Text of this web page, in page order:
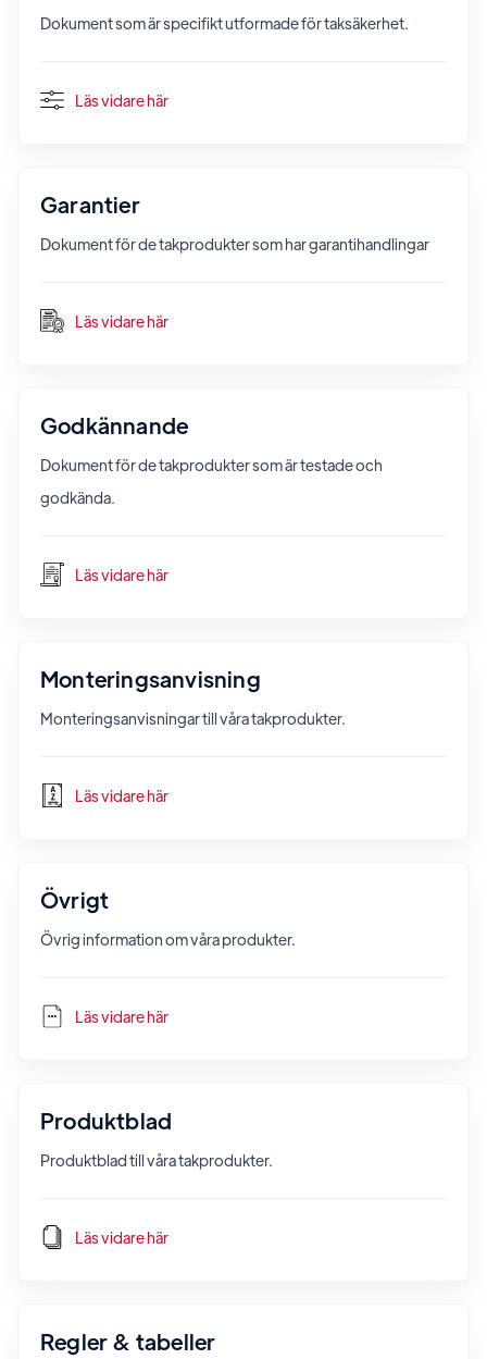
Dokument som är specifikt utformade för taksäkerhet.
Läs vidare här
Garantier
Dokument för de takprodukter som har garantihandlingar
Läs vidare här
Godkännande
Dokument för de takprodukter som är testade och
godkända.
Läs vidare här
Monteringsanvisning
Monteringsanvisningar till våra takprodukter.
Läs vidare här
Övrigt
Övrig information om våra produkter.
Läs vidare här
Produktblad
Produktblad till våra takprodukter.
Läs vidare här
Regler & tabeller